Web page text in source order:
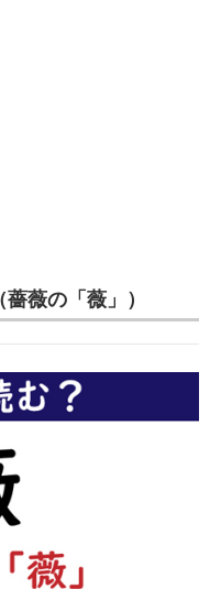
薇の「薇」）